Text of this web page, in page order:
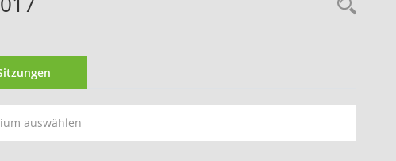
auswählen